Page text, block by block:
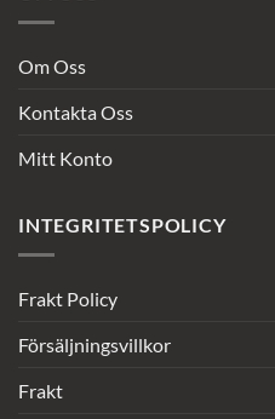
Om Oss
Kontakta Oss
Mitt Konto
INTEGRITETSPOLICY
Frakt Policy
Försäljningsvillkor
Frakt